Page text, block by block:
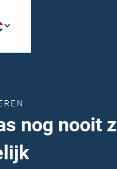
nog nooit